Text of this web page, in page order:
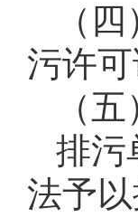
（
污许可
（
排污
法予以